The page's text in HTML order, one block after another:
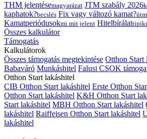
THM jelentésemagyarázat JTM szabály 2026
kaphatok?becslés Fix vagy változó kamat?
Kamatperiódusokmi mit jelent Hitelbírálat
Összes kalkulátor
Támogatás
Kalkulátorok
Összes támogatás megtekintése Otthon Start
Babaváró Munkáshitel Falusi CSOK
Otthon Start lakáshitel
CIB Otthon Start lakáshitel Erste Otthon
Otthon Start lakáshitel K&H Otthon Start
Start lakáshitel MBH Otthon Start lakáshitel
lakáshitel Raiffeisen Otthon Start lakáshitel
lakáshitel